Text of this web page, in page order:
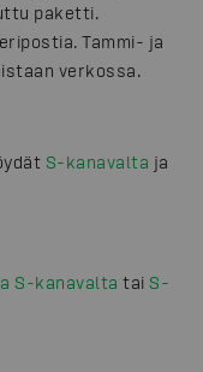
paketti.
Tammi- ja
verkossa.
S-kanavalta ja
S-kanavalta tai S-